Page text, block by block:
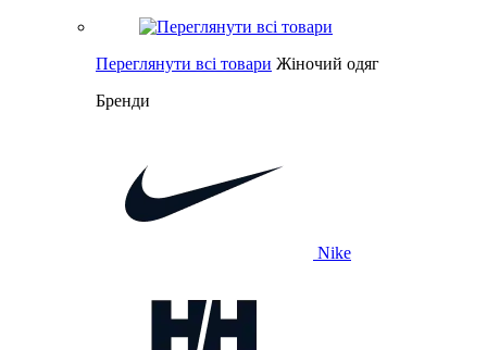
Переглянути всі товари Жіночий одяг
Бренди
Nike